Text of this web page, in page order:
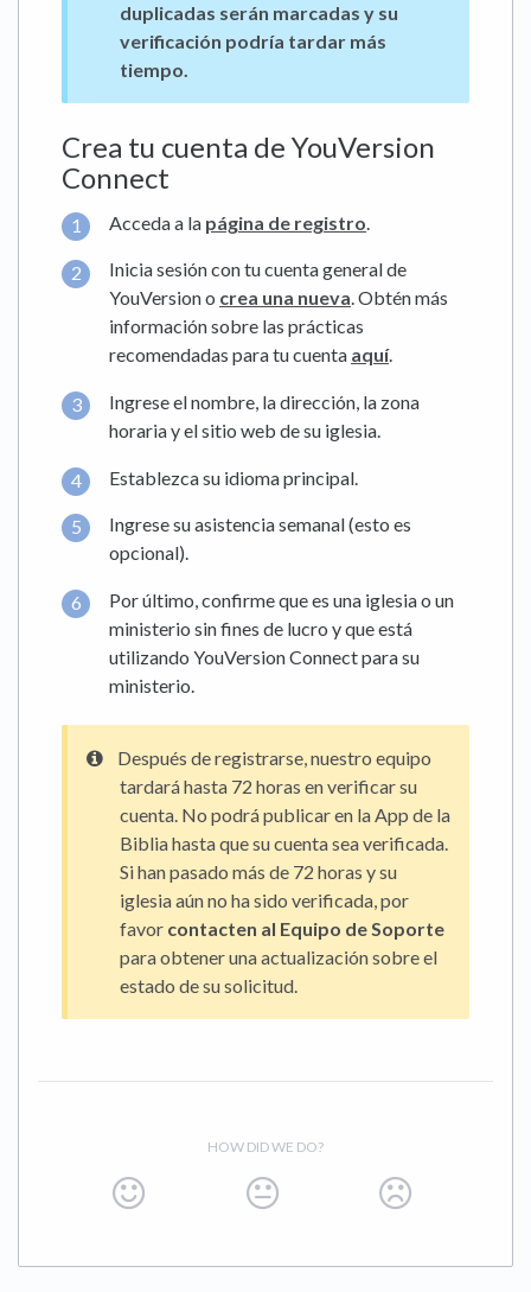
duplicadas serán marcadas y su
verificación podría tardar más
tiempo.
Crea tu cuenta de YouVersion
Connect
Acceda a la página de registro.
Inicia sesión con tu cuenta general de
YouVersion o crea una nueva. Obtén más
información sobre las prácticas
recomendadas para tu cuenta aquí.
Ingrese el nombre, la dirección, la zona
horaria y el sitio web de su iglesia.
Establezca su idioma principal.
Ingrese su asistencia semanal (esto es
opcional).
Por último, confirme que es una iglesia o un
ministerio sin fines de lucro y que está
utilizando YouVersion Connect para su
ministerio.
Después de registrarse, nuestro equipo
tardará hasta 72 horas en verificar su
cuenta. No podrá publicar en la App de la
Biblia hasta que su cuenta sea verificada.
Si han pasado más de 72 horas y su
iglesia aún no ha sido verificada, por
favor contacten al Equipo de Soporte
para obtener una actualización sobre el
estado de su solicitud.
HOW DID WE DO?